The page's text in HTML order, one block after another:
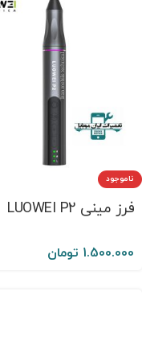
ناموجود
فرز مینی LUOWEI P2
1.500.000 تومان